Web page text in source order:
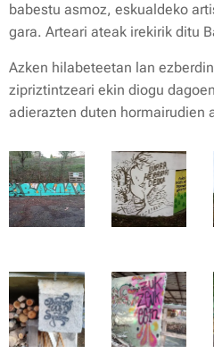
babestu asmoz, eskualdeko
gara. Arteari ateak irekirik ditu
Azken hilabeteetan lan
zipriztintzeari ekin diogu
adierazten duten hormairudien